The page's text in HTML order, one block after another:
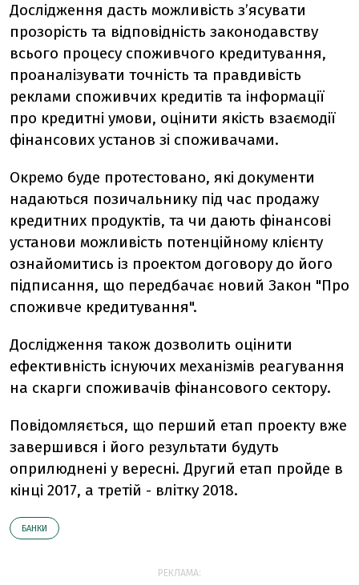
Дослідження дасть можливість з’ясувати
прозорість та відповідність законодавству
всього процесу споживчого кредитування,
проаналізувати точність та правдивість
реклами споживчих кредитів та інформації
про кредитні умови, оцінити якість взаємодії
фінансових установ зі споживачами.
Окремо буде протестовано, які документи
надаються позичальнику під час продажу
кредитних продуктів, та чи дають фінансові
установи можливість потенційному клієнту
ознайомитись із проектом договору до його
підписання, що передбачає новий Закон "Про
споживче кредитування".
Дослідження також дозволить оцінити
ефективність існуючих механізмів реагування
на скарги споживачів фінансового сектору.
Повідомляється, що перший етап проекту вже
завершився і його результати будуть
оприлюднені у вересні. Другий етап пройде в
кінці 2017, а третій - влітку 2018.
БАНКИ
РЕКЛАМА: